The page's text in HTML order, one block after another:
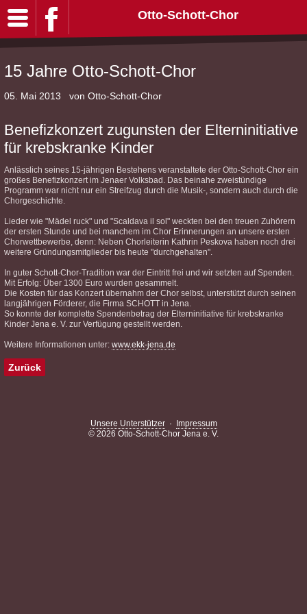
Otto-Schott-Chor
15 Jahre Otto-Schott-Chor
05. Mai 2013 von Otto-Schott-Chor
Benefizkonzert zugunsten der Elterninitiative
für krebskranke Kinder
Anlässlich seines 15-jährigen Bestehens veranstaltete der Otto-Schott-Chor ein
großes Benefizkonzert im Jenaer Volksbad. Das beinahe zweistündige
Programm war nicht nur ein Streifzug durch die Musik-, sondern auch durch die
Chorgeschichte.
Lieder wie "Mädel ruck" und "Scaldava il sol" weckten bei den treuen Zuhörern
der ersten Stunde und bei manchem im Chor Erinnerungen an unsere ersten
Chorwettbewerbe, denn: Neben Chorleiterin Kathrin Peskova haben noch drei
weitere Gründungsmitglieder bis heute "durchgehalten".
In guter Schott-Chor-Tradition war der Eintritt frei und wir setzten auf Spenden.
Mit Erfolg: Über 1300 Euro wurden gesammelt.
Die Kosten für das Konzert übernahm der Chor selbst, unterstützt durch seinen
langjährigen Förderer, die Firma SCHOTT in Jena.
So konnte der komplette Spendenbetrag der Elterninitiative für krebskranke
Kinder Jena e. V. zur Verfügung gestellt werden.
Weitere Informationen unter: www.ekk-jena.de
Zurück
Unsere Unterstützer· Impressum
© 2026 Otto-Schott-Chor Jena e. V.